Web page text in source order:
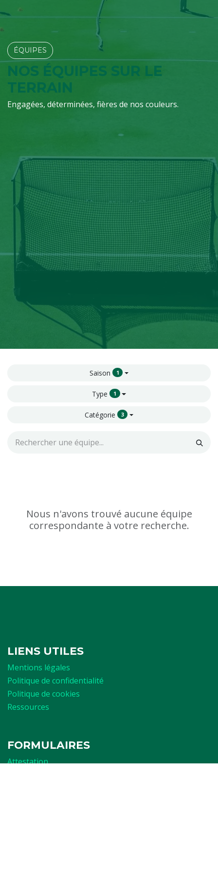
ÉQUIPES​​​​
NOS ÉQUIPES SUR LE
TERRAIN
Engagées, déterminées, fières de nos couleurs.
Saison 1
Type 1
Catégorie 3
Nous n'avons trouvé aucune équipe
correspondante à votre recherche.
LIENS UTILES
Mentions légales
Politique de confidentialité
Politique de cookies
Ressources
FORMULAIRES
Attestation